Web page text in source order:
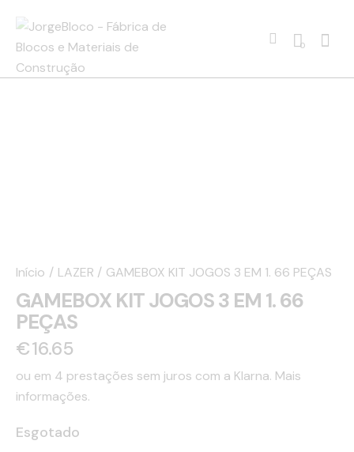
0
Início LAZER GAMEBOX KIT JOGOS 3 EM 1. 66 PEÇAS
GAMEBOX KIT JOGOS 3 EM 1. 66
PEÇAS
€16.65
ou em 4 prestações sem juros com a Klarna. Mais
informações.
Esgotado